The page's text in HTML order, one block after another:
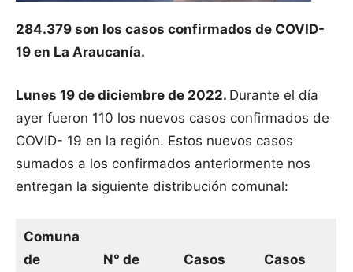
284.379 son los casos confirmados de COVID-
19 en La Araucanía.
Lunes 19 de diciembre de 2022. Durante el día
ayer fueron 110 los nuevos casos confirmados de
COVID- 19 en la región. Estos nuevos casos
sumados a los confirmados anteriormente nos
entregan la siguiente distribución comunal:
Comuna
de
N° de
Casos
Casos